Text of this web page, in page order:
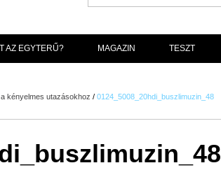
AZ EGYTERŰ? MAGAZIN TESZT
kényelmes utazásokhoz / 0124_5008_20hdi_buszlimuzin_48